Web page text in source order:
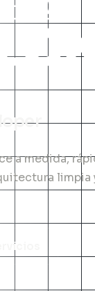
a medida,
limpia